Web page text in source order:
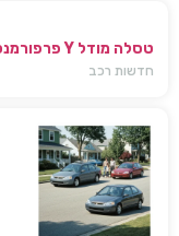
טסלה מודל Y פרפורמנס 2026 – כל מה שחדש בישראל
חדשות רכב